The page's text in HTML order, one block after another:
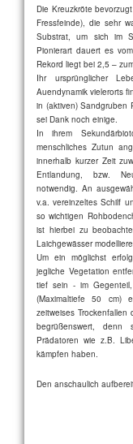
Die Kreuzkröte
Fressfeinde), die sehr
Substrat, um sich im
Pionierart dauert es
Rekord liegt bei 2,5 –
Ihr ursprünglicher
Auendynamik vielerorts
in (aktiven) Sandgruben
sei Dank noch einige.
In ihrem
menschliches Zutun
innerhalb kurzer Zeit
Entlandung, bzw.
notwendig. An
v.a. vereinzeltes Schilf
so wichtigen
ist hierbei zu
Laichgewässer
Um ein möglichst
jegliche Vegetation
tief sein - im
(Maximaltiefe 50 cm)
zeitweises
begrüßenswert,
Prädatoren wie z.B.
kämpfen haben.
Den anschaulich